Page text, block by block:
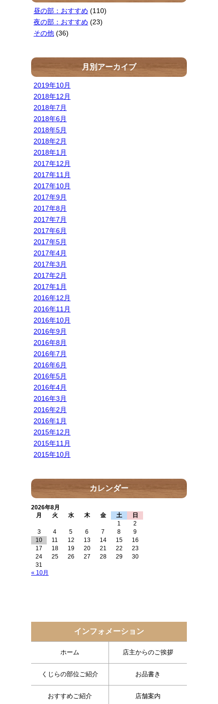
昼の部：おすすめ (110)
夜の部：おすすめ (23)
その他 (36)
月別アーカイブ
2019年10月
2018年12月
2018年7月
2018年6月
2018年5月
2018年2月
2018年1月
2017年12月
2017年11月
2017年10月
2017年9月
2017年8月
2017年7月
2017年6月
2017年5月
2017年4月
2017年3月
2017年2月
2017年1月
2016年12月
2016年11月
2016年10月
2016年9月
2016年8月
2016年7月
2016年6月
2016年5月
2016年4月
2016年3月
2016年2月
2016年1月
2015年12月
2015年11月
2015年10月
カレンダー
2026年8月
月
火 水 木 金 土
日
1
2
3
4 5 6 7 8
9
10
11 12 13 14 15
16
17
18 19 20 21 22
23
24
25 26 27 28 29
30
31
« 10月
インフォメーション
ホーム 店主からのご挨拶
くじらの部位ご紹介 お品書き
おすすめご紹介 店舗案内